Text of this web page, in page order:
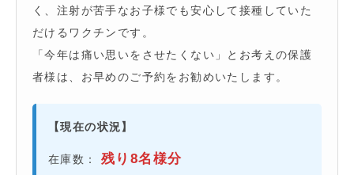
く、注射が苦手なお子様でも安心して接種していた
だけるワクチンです。
「今年は痛い思いをさせたくない」とお考えの保護
者様は、お早めのご予約をお勧めいたします。
【現在の状況】
在庫数： 残り8名様分